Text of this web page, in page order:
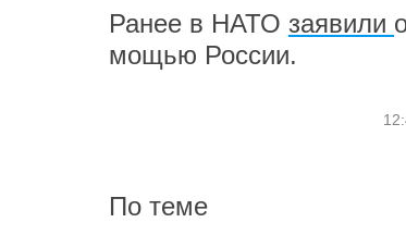
Ранее в НАТО заявили
мощью России.
По теме